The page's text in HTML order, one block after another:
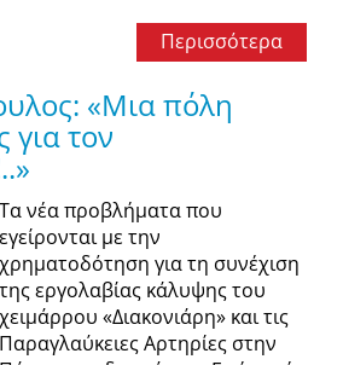
Περισσότερα
«Μια πόλη
για τον
Τα νέα προβλήματα που
εγείρονται με την
χρηματοδότηση για τη συνέχιση
της εργολαβίας κάλυψης του
χειμάρρου «Διακονιάρη» και τις
Παραγλαύκειες Αρτηρίες στην